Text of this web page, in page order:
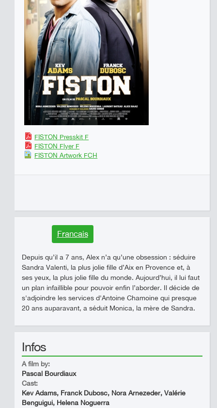
FISTON Presskit F
FISTON Flyer F
FISTON Artwork FCH
Francais
Depuis qu’il a 7 ans, Alex n’a qu’une obsession : séduire
Sandra Valenti, la plus jolie fille d’Aix en Provence et, à
ses yeux, la plus jolie fille du monde. Aujourd’hui, il lui faut
un plan infaillible pour pouvoir enfin l’aborder. Il décide de
s'adjoindre les services d'Antoine Chamoine qui presque
20 ans auparavant, a séduit Monica, la mère de Sandra.
Infos
A film by:
Pascal Bourdiaux
Cast:
Kev Adams, Franck Dubosc, Nora Arnezeder, Valérie
Benguigui, Helena Noguerra